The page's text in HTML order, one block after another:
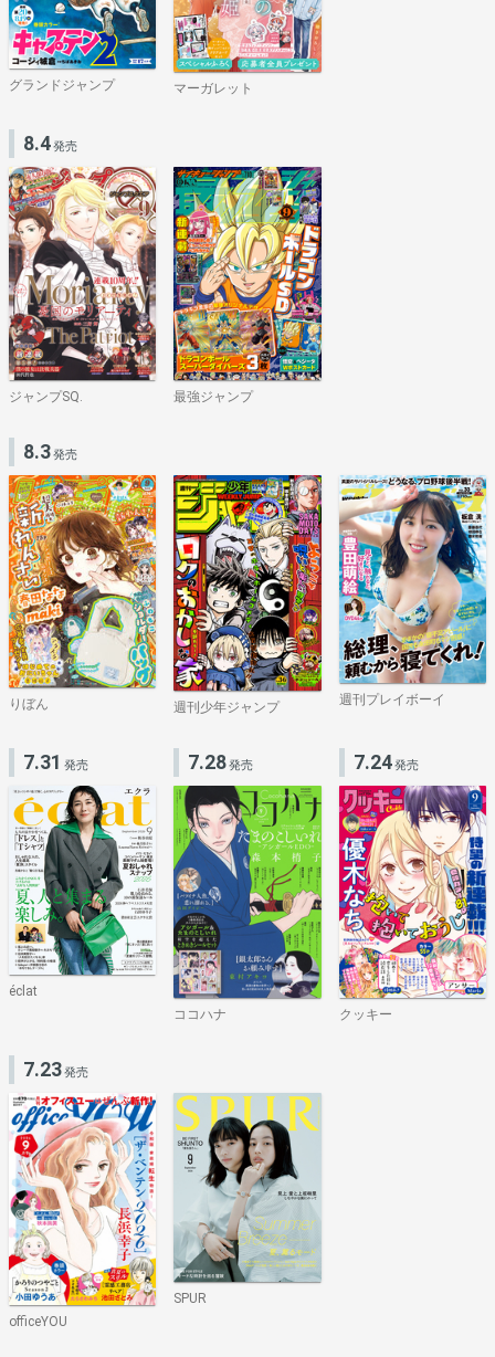
グランドジャンプ マーガレット
8.4発売
ジャンプSQ. 最強ジャンプ
8.3発売
りぼん 週刊少年ジャンプ 週刊プレイボーイ
7.31 発売
éclat
7.28発売
ココハナ
7.24発売
クッキー
7.23発売
officeYOU
SPUR